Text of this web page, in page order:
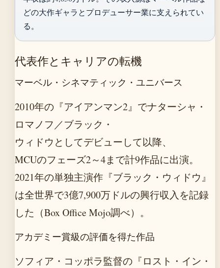
どの大作ギャラとプロデューサー業に支えられてい
る。
代表作とキャリアの転機
マーベル・シネマティック・ユニバース
2010年の『アイアンマン2』でナターシャ・
ロマノフ／ブラック・
ウィドウとしてデビューして以降、
MCUのフェーズ2～4まで計9作品に出演。
2021年の単独主演作『ブラック・ウィドウ』
は全世界で3億7,900万ドルの興行収入を記録
した（Box Office Mojo調べ）。
アカデミー賞級の評価を得た作品
ソフィア・コッポラ監督の『ロスト・イン・